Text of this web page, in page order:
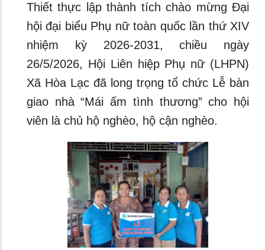
Thiết thực lập thành tích chào mừng Đại
hội đại biểu Phụ nữ toàn quốc lần thứ XIV
nhiệm kỳ 2026-2031, chiều ngày
26/5/2026, Hội Liên hiệp Phụ nữ (LHPN)
Xã Hòa Lạc đã long trọng tổ chức Lễ bàn
giao nhà “Mái ấm tình thương” cho hội
viên là chủ hộ nghèo, hộ cận nghèo.